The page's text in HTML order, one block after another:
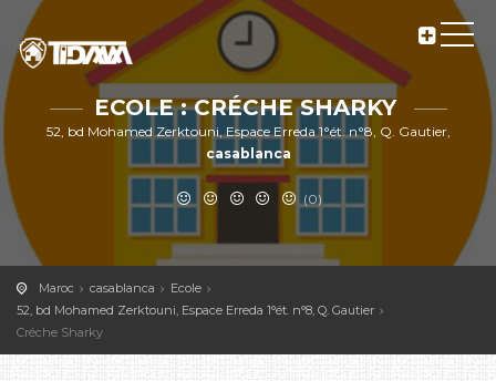
ECOLE : CRÉCHE SHARKY
52, bd Mohamed Zerktouni, Espace Erreda 1°ét. n°8, Q. Gautier,
casablanca
(0)
Maroc casablanca
Ecole
52, bd Mohamed Zerktouni, Espace Erreda 1°ét. n°8, Q. Gautier
Créche Sharky